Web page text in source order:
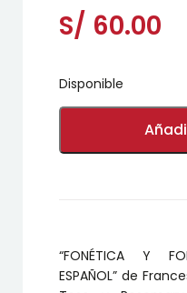
S/ 60.00
Disponible
FONÉTICA
FONOLOGÍA
“FONÉTICA Y
ESPAÑOL” de